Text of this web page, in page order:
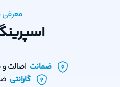
معرفی
ضمانت اصالت
گارانتی